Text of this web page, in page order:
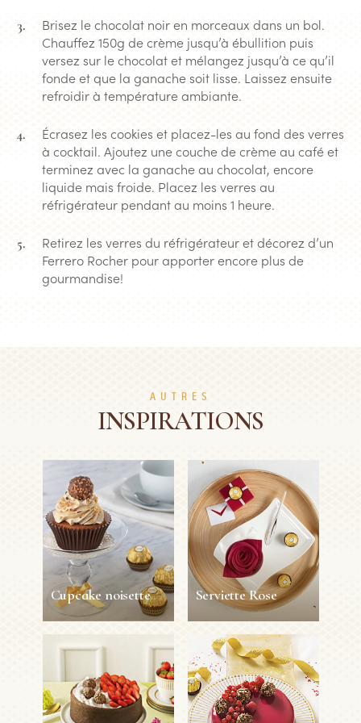
Brisez le chocolat noir en morceaux dans un bol.
Chauffez 150g de crème jusqu’à ébullition puis
versez sur le chocolat et mélangez jusqu’à ce qu’il
fonde et que la ganache soit lisse. Laissez ensuite
refroidir à température ambiante.
Écrasez les cookies et placez-les au fond des verres
à cocktail. Ajoutez une couche de crème au café et
terminez avec la ganache au chocolat, encore
liquide mais froide. Placez les verres au
réfrigérateur pendant au moins 1 heure.
Retirez les verres du réfrigérateur et décorez d’un
Ferrero Rocher pour apporter encore plus de
gourmandise!
AUTRES
INSPIRATIONS
Cupcake noisette
45min 12
personnes Facile
Serviette Rose
Serviette Rose
90sec Facile